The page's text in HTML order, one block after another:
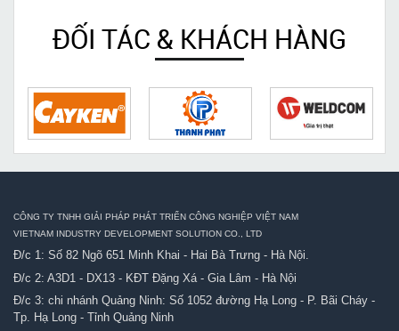
ĐỐI TÁC & KHÁCH HÀNG
CÔNG TY TNHH GIẢI PHÁP PHÁT TRIỂN CÔNG NGHIỆP VIỆT NAM
VIETNAM INDUSTRY DEVELOPMENT SOLUTION CO., LTD
Đ/c 1: Số 82 Ngõ 651 Minh Khai - Hai Bà Trưng - Hà Nội.
Đ/c 2: A3D1 - DX13 - KĐT Đặng Xá - Gia Lâm - Hà Nội
Đ/c 3: chi nhánh Quảng Ninh: Số 1052 đường Hạ Long - P. Bãi Cháy -
Tp. Hạ Long - Tỉnh Quảng Ninh